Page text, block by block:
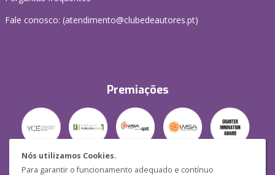
Nós utilizamos Cookies.
Para garantir o funcionamento adequado e contínuo
Fale conosco: (atendimento@clubedeautores.pt)
Premiações